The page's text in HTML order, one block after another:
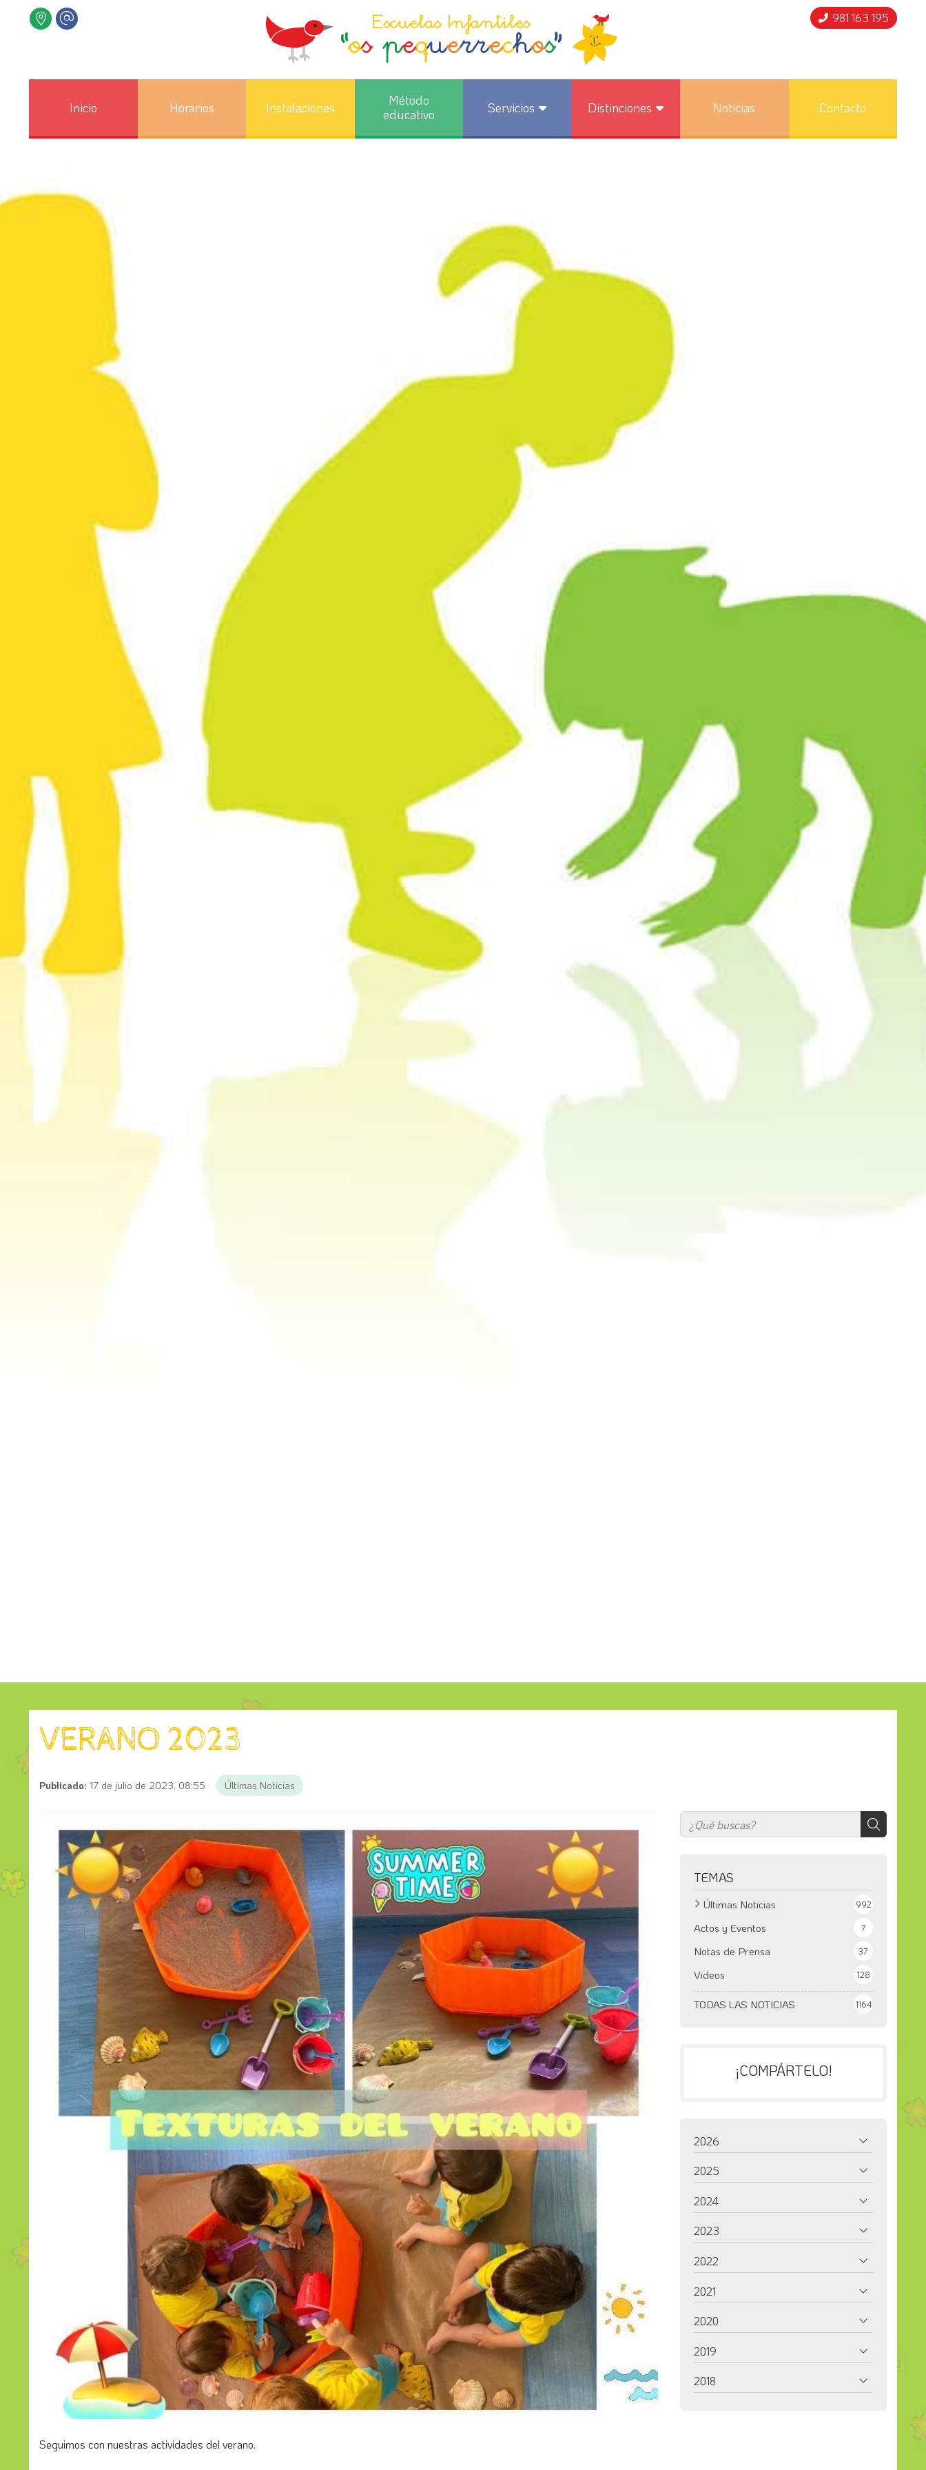
981 163 195
Inicio Horarios Instalaciones
Método
educativo
Servicios Distinciones Noticias Contacto
VERANO 2023
Publicado: 17 de julio de 2023, 08:55 Últimas Noticias
TEMAS
TODAS LAS NOTICIAS 1164
Últimas Noticias 992
Actos y Eventos 7
Notas de Prensa 37
Videos 128
Seguimos con nuestras actividades del verano.
¡COMPÁRTELO!
2026
2025
2024
2023
2022
2021
2020
2019
2018